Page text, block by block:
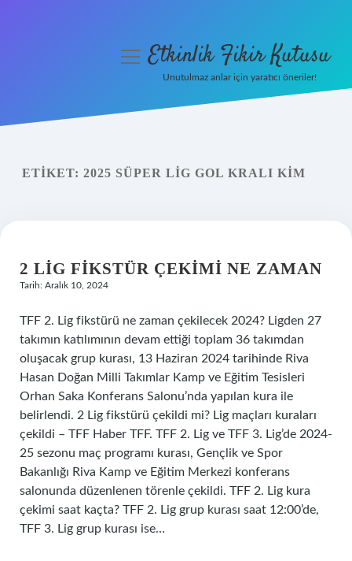
Yasal Uyarı
menüyüEtkinlik Fikir Kutusu
Unutulmaz anlar için yaratıcı öneriler!
ETIKET: 2025 SÜPER LIG GOL KRALI KIM
2 LIG FIKSTÜR ÇEKIMI NE ZAMAN
Tarih: Aralık 10, 2024
TFF 2. Lig fikstürü ne zaman çekilecek 2024? Ligden 27
takımın katılımının devam ettiği toplam 36 takımdan
oluşacak grup kurası, 13 Haziran 2024 tarihinde Riva
Hasan Doğan Milli Takımlar Kamp ve Eğitim Tesisleri
Orhan Saka Konferans Salonu’nda yapılan kura ile
belirlendi. 2 Lig fikstürü çekildi mi? Lig maçları kuraları
çekildi – TFF Haber TFF. TFF 2. Lig ve TFF 3. Lig’de 2024-
25 sezonu maç programı kurası, Gençlik ve Spor
Bakanlığı Riva Kamp ve Eğitim Merkezi konferans
salonunda düzenlenen törenle çekildi. TFF 2. Lig kura
çekimi saat kaçta? TFF 2. Lig grup kurası saat 12:00’de,
TFF 3. Lig grup kurası ise…